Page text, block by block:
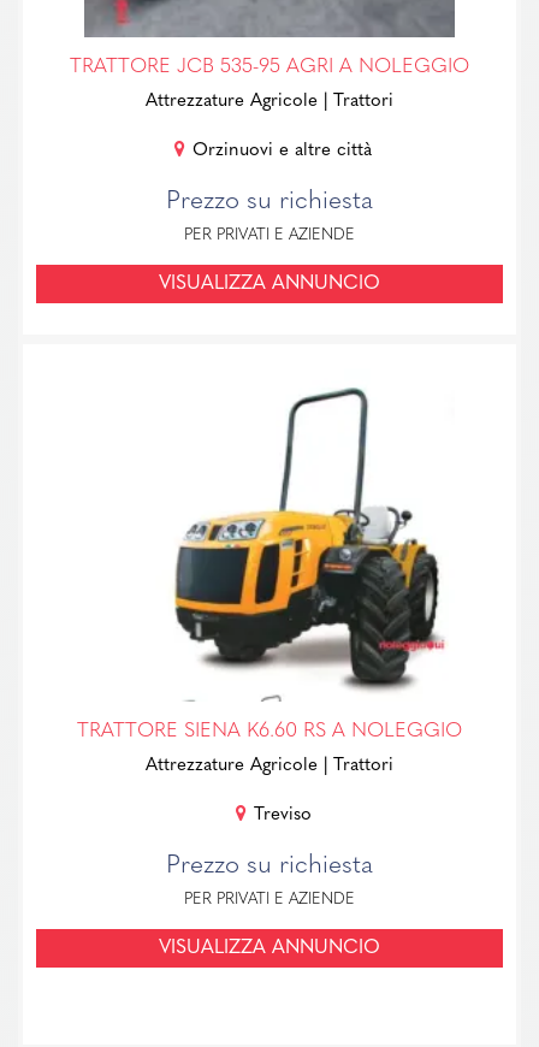
TRATTORE JCB 535-95 AGRI A NOLEGGIO
Attrezzature Agricole | Trattori
Orzinuovi e altre città
Prezzo su richiesta
PER PRIVATI E AZIENDE
VISUALIZZA ANNUNCIO
TRATTORE SIENA K6.60 RS A NOLEGGIO
Attrezzature Agricole | Trattori
Treviso
Prezzo su richiesta
PER PRIVATI E AZIENDE
VISUALIZZA ANNUNCIO